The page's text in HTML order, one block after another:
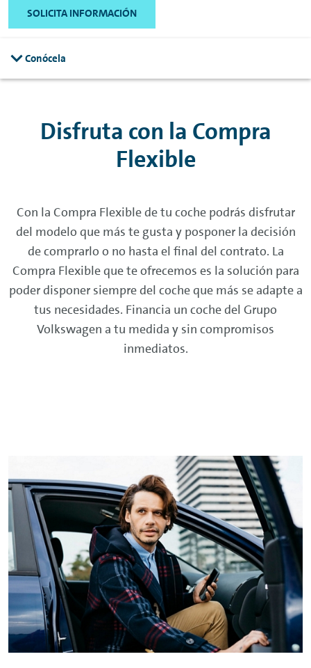
SOLICITA INFORMACIÓN
Conócela
Disfruta con la Compra
Flexible
Con la Compra Flexible de tu coche podrás disfrutar
del modelo que más te gusta y posponer la decisión
de comprarlo o no hasta el final del contrato. La
Compra Flexible que te ofrecemos es la solución para
poder disponer siempre del coche que más se adapte a
tus necesidades. Financia un coche del Grupo
Volkswagen a tu medida y sin compromisos
inmediatos.